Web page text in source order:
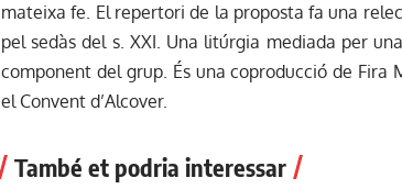
mateixa fe. El repertori de la proposta fa una
pel sedàs del s. XXI. Una litúrgia mediada per
component del grup. És una coproducció de Fira
el Convent d’Alcover.
També et podria interessar